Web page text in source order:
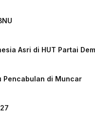
Asri di HUT Partai
Pencabulan di Muncar